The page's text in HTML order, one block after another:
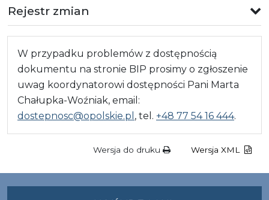
Rejestr zmian
W przypadku problemów z dostępnością
dokumentu na stronie BIP prosimy o zgłoszenie
uwag koordynatorowi dostępności Pani Marta
Chałupka-Woźniak, email:
dostepnosc@opolskie.pl , tel. +48 77 54 16 444.
Wersja do druku Wersja XML